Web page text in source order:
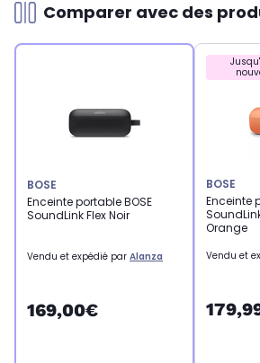
Comparer avec des
BOSE
Enceinte portable BOSE
SoundLink Flex Noir
Vendu et expédié par Alanza
169,00€
BOSE
Enceinte
Orange
Vendu et